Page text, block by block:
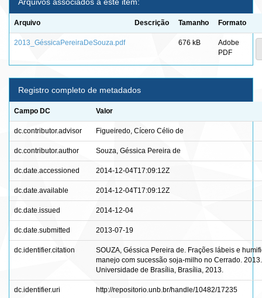
Arquivo Descrição Tamanho Formato
2013_GéssicaPereiraDeSouza.pdf 676 kB
Adobe
PDF
Registro completo de metadados
Campo DC Valor
dc.contributor.advisor Figueiredo, Cícero Célio de
dc.contributor.author Souza, Géssica Pereira de
dc.date.accessioned 2014-12-04T17:09:12Z
dc.date.available 2014-12-04T17:09:12Z
dc.date.issued 2014-12-04
dc.date.submitted 2013-07-19
dc.identifier.citation
SOUZA, Géssica Pereira de. Frações lábeis e
manejo com sucessão soja-milho no Cerrado.
Universidade de Brasília, Brasília, 2013.
dc.identifier.uri http://repositorio.unb.br/handle/10482/17235